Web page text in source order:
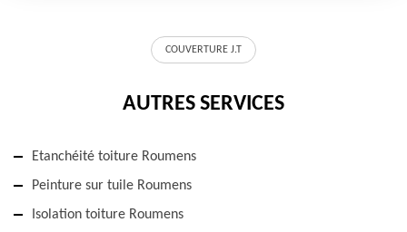
COUVERTURE J.T
AUTRES SERVICES
Etanchéité toiture Roumens
Peinture sur tuile Roumens
Isolation toiture Roumens